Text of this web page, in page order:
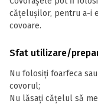
cățelușilor, pentru a-i
covoare.
Sfat utilizare/
Nu folosiți foarfeca
covorul;
Nu lăsați cățelul să